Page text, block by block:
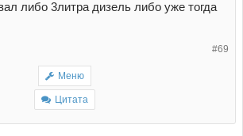
либо 3литра дизель либо уже тогда
#69
Меню
Цитата